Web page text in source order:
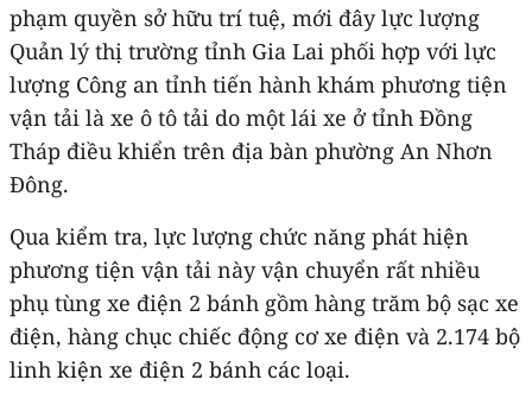
phạm quyền sở hữu trí tuệ, mới đây lực lượng
Quản lý thị trường tỉnh Gia Lai phối hợp với lực
lượng Công an tỉnh tiến hành khám phương tiện
vận tải là xe ô tô tải do một lái xe ở tỉnh Đồng
Tháp điều khiển trên địa bàn phường An Nhơn
Đông.
Qua kiểm tra, lực lượng chức năng phát hiện
phương tiện vận tải này vận chuyển rất nhiều
phụ tùng xe điện 2 bánh gồm hàng trăm bộ sạc xe
điện, hàng chục chiếc động cơ xe điện và 2.174 bộ
linh kiện xe điện 2 bánh các loại.